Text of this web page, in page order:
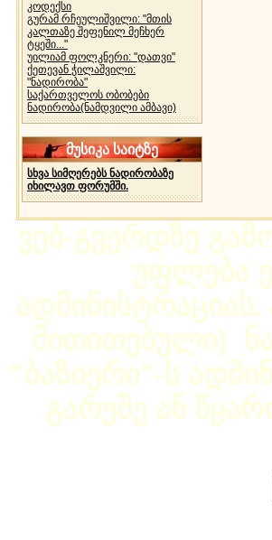
კოდექსი
გურამ რჩეულიშვილი: "მთის
კალთაზე შეფენილ მეჩხერ
ტყეში..."
უილიამ ფოლკნერი: "დათვი"
ქეთევან ჭილაშვილი:
"ნადირობა"
საქართველოს ობობები
ნადირობა(ნამდვილი ამბავი)
მუსიკა საიტზე
სხვა სიმღერებს ნადირობაზე
იხილავთ ფორუმში.
ვებ-გვერდზე
უფლება
მითითებული)
"ბაზიერი"-ს
გარეშე ან